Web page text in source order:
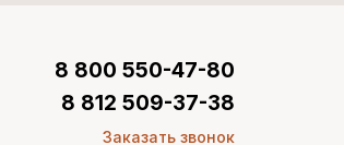
8 800 550-47-80
8 812 509-37-38
Заказать звонок